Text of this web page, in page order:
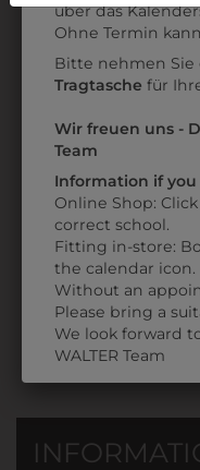
1HTL3SWEATER
MIT
€ 41,90
Datenschutzerklärung
über das
Ohne Termin
Bitte nehmen
Tragtasche für
Wir freuen uns -
Team
Information if you
Online Shop:
correct school.
Fitting in-store:
the calendar icon.
Without an
Please bring a
We look forward
WALTER Team